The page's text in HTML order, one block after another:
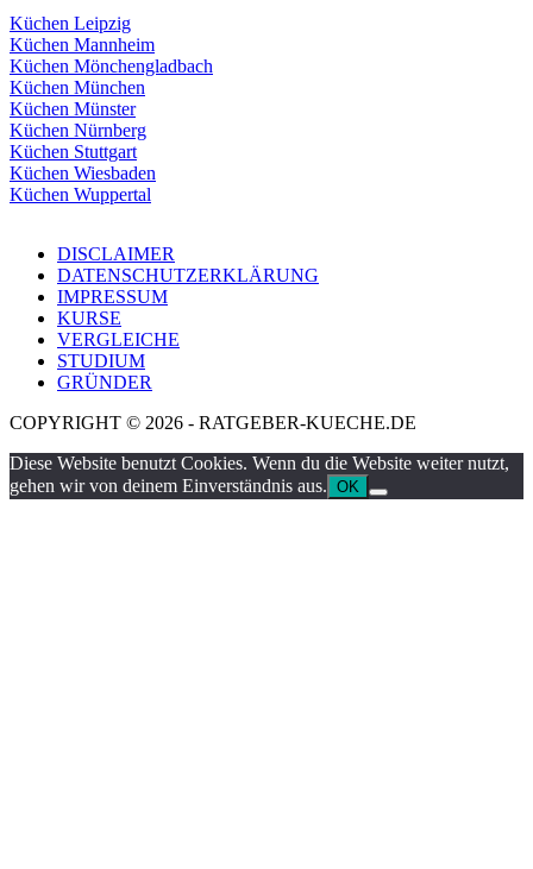
Küchen Leipzig
Küchen Mannheim
Küchen Mönchengladbach
Küchen München
Küchen Münster
Küchen Nürnberg
Küchen Stuttgart
Küchen Wiesbaden
Küchen Wuppertal
DISCLAIMER
DATENSCHUTZERKLÄRUNG
IMPRESSUM
KURSE
VERGLEICHE
STUDIUM
GRÜNDER
COPYRIGHT © 2026 - RATGEBER-KUECHE.DE
Diese Website benutzt Cookies. Wenn du die Website weiter nutzt,
gehen wir von deinem Einverständnis aus. OK